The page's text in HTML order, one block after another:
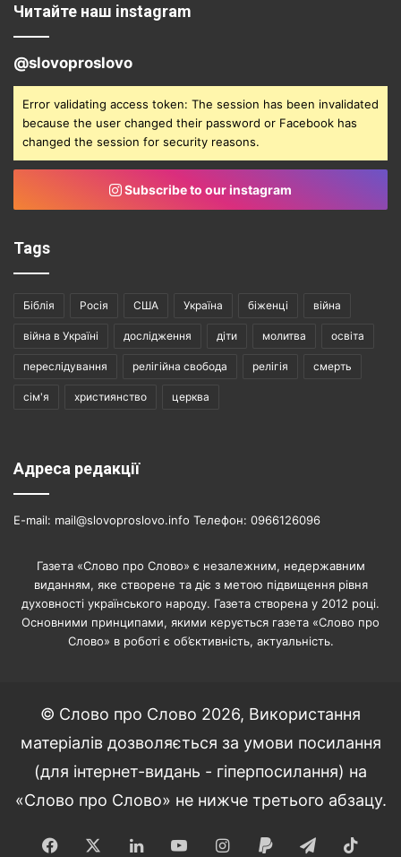
Читайте наш instagram
@slovoproslovo
Error validating access token: The session has been invalidated
because the user changed their password or Facebook has
changed the session for security reasons.
Subscribe to our instagram
Tags
Біблія Росія США Україна біженці війна
війна в Україні дослідження діти молитва освіта
переслідування релігійна свобода релігія смерть
сім'я християнство церква
Адреса редакції
E-mail: mail@slovoproslovo.info Телефон: 0966126096
Газета «Слово про Слово» є незалежним, недержавним
виданням, яке створене та діє з метою підвищення рівня
духовності українського народу. Газета створена у 2012 році.
Основними принципами, якими керується газета «Слово про
Слово» в роботі є об’єктивність, актуальність.
© Слово про Слово 2026, Використання
матеріалів дозволяється за умови посилання
(для інтернет-видань - гіперпосилання) на
«Слово про Слово» не нижче третього абзацу.
Facebook LinkedInYouTubeInstagram
Paypal Telegram